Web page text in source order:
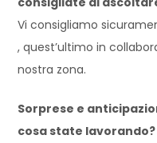
Vi consigliamo
, quest’ultimo in
nostra zona.
Sorprese e
cosa state lavorando?